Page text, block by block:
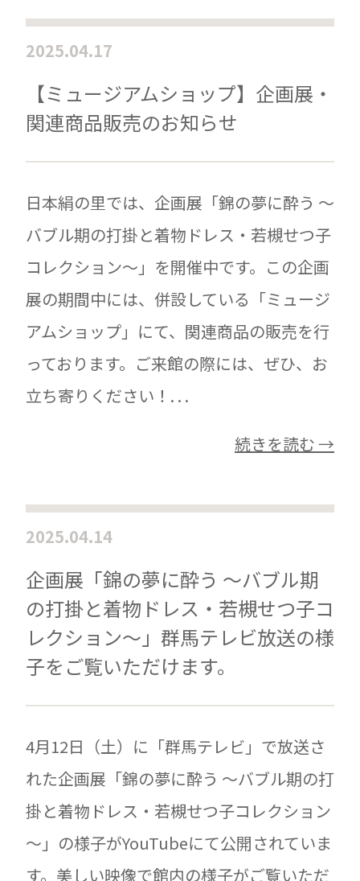
2025.04.17
【ミュージアムショップ】企画展・
関連商品販売のお知らせ
日本絹の里では、企画展「錦の夢に酔う ～
バブル期の打掛と着物ドレス・若槻せつ子
コレクション～」を開催中です。この企画
展の期間中には、併設している「ミュージ
アムショップ」にて、関連商品の販売を行
っております。ご来館の際には、ぜひ、お
立ち寄りください！. . .
続きを読む →
2025.04.14
企画展「錦の夢に酔う ～バブル期
の打掛と着物ドレス・若槻せつ子コ
レクション～」群馬テレビ放送の様
子をご覧いただけます。
4月12日（土）に「群馬テレビ」で放送さ
れた企画展「錦の夢に酔う ～バブル期の打
掛と着物ドレス・若槻せつ子コレクション
～」の様子がYouTubeにて公開されていま
す。美しい映像で館内の様子がご覧いただ